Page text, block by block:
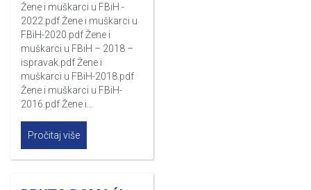
Žene i muškarci u FBiH -
2022.pdf Žene i muškarci u
FBiH-2020.pdf Žene i
muškarci u FBiH – 2018 –
ispravak.pdf Žene i
muškarci u FBiH-2018.pdf
Žene i muškarci u FBiH-
2016.pdf Žene i…
Pročitaj više